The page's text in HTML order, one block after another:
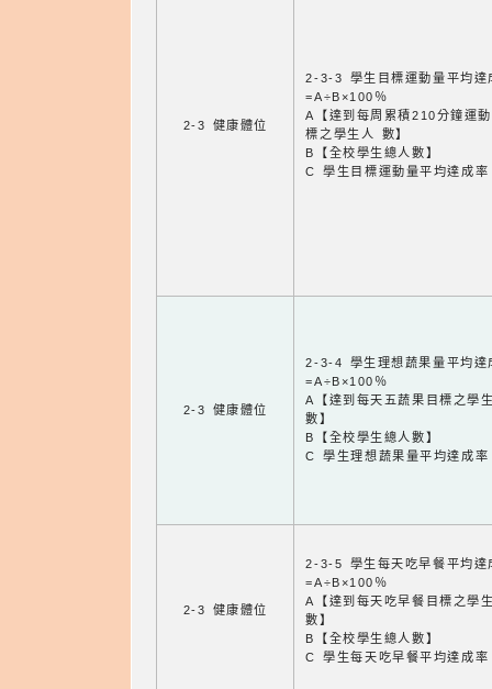
2-3 健康體位
2-3-3 學生目標運動量平均達
=A÷B×100％
A【達到每周累積210分鐘運
標之學生人 數】
B【全校學生總人數】
C 學生目標運動量平均達成率
2-3 健康體位
2-3-4 學生理想蔬果量平均達
=A÷B×100％
A【達到每天五蔬果目標之學
數】
B【全校學生總人數】
C 學生理想蔬果量平均達成率
2-3 健康體位
2-3-5 學生每天吃早餐平均達
=A÷B×100％
A【達到每天吃早餐目標之學
數】
B【全校學生總人數】
C 學生每天吃早餐平均達成率